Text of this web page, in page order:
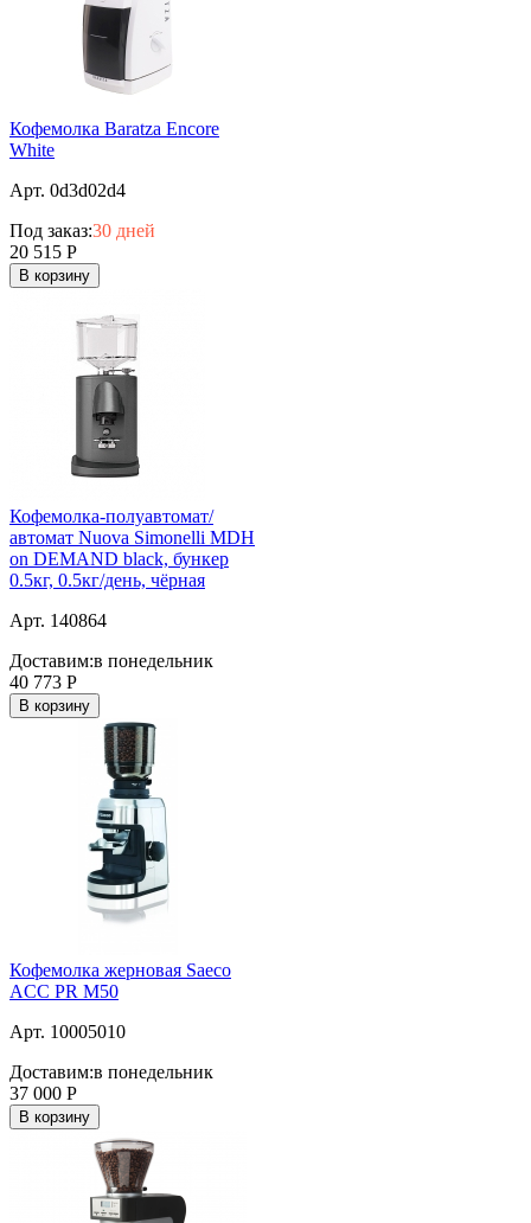
Кофемолка Baratza Encore
White
Арт. 0d3d02d4
Под заказ:30 дней
20 515 Р
В корзину
Кофемолка-полуавтомат/
автомат Nuova Simonelli MDH
on DEMAND black, бункер
0.5кг, 0.5кг/день, чёрная
Арт. 140864
Доставим:в понедельник
40 773 Р
В корзину
Кофемолка жерновая Saeco
ACC PR M50
Арт. 10005010
Доставим:в понедельник
37 000 Р
В корзину